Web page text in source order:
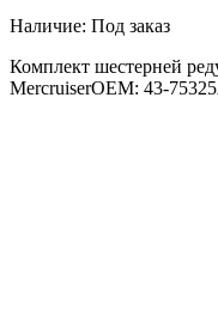
Наличие: Под заказ
Комплект шестерней
MercruiserOEM: 43-